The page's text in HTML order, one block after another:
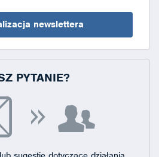
newslettera
PYTANIE?